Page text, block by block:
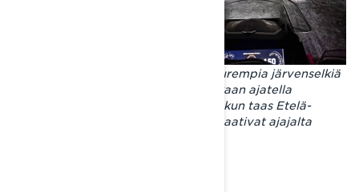
Ajo-olosuhteita laidasta laitaan. Suurempia järvenselkiä
ylittäessä Joni ehti kertomansa mukaan ajatella
maailman valmiiksi useaan kertaan, kun taas Etelä-
Savon kapeat ja patikkoiset rännit vaativat ajajalta